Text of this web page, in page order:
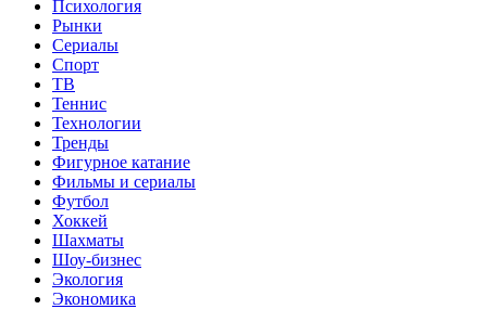
Психология
Рынки
Сериалы
Спорт
ТВ
Теннис
Технологии
Тренды
Фигурное катание
Фильмы и сериалы
Футбол
Хоккей
Шахматы
Шоу-бизнес
Экология
Экономика